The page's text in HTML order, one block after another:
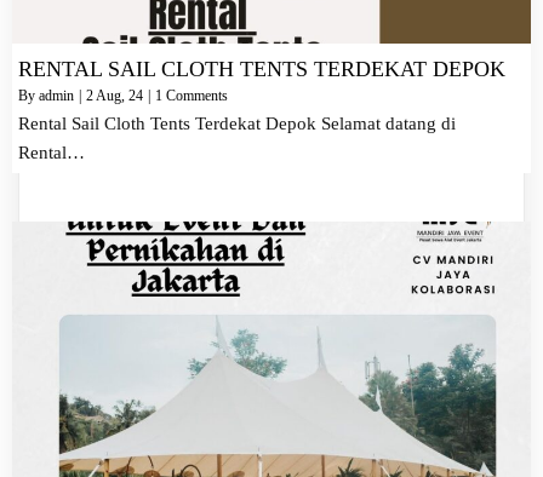
RENTAL SAIL CLOTH TENTS TERDEKAT DEPOK
By admin | 2 Aug, 24 | 1 Comments
Rental Sail Cloth Tents Terdekat Depok Selamat datang di
Rental…